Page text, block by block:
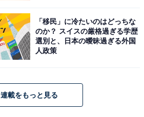
「移民」に冷たいのはどっちな
のか？ スイスの厳格過ぎる学歴
選別と、日本の曖昧過ぎる外国
人政策
連載をもっと見る